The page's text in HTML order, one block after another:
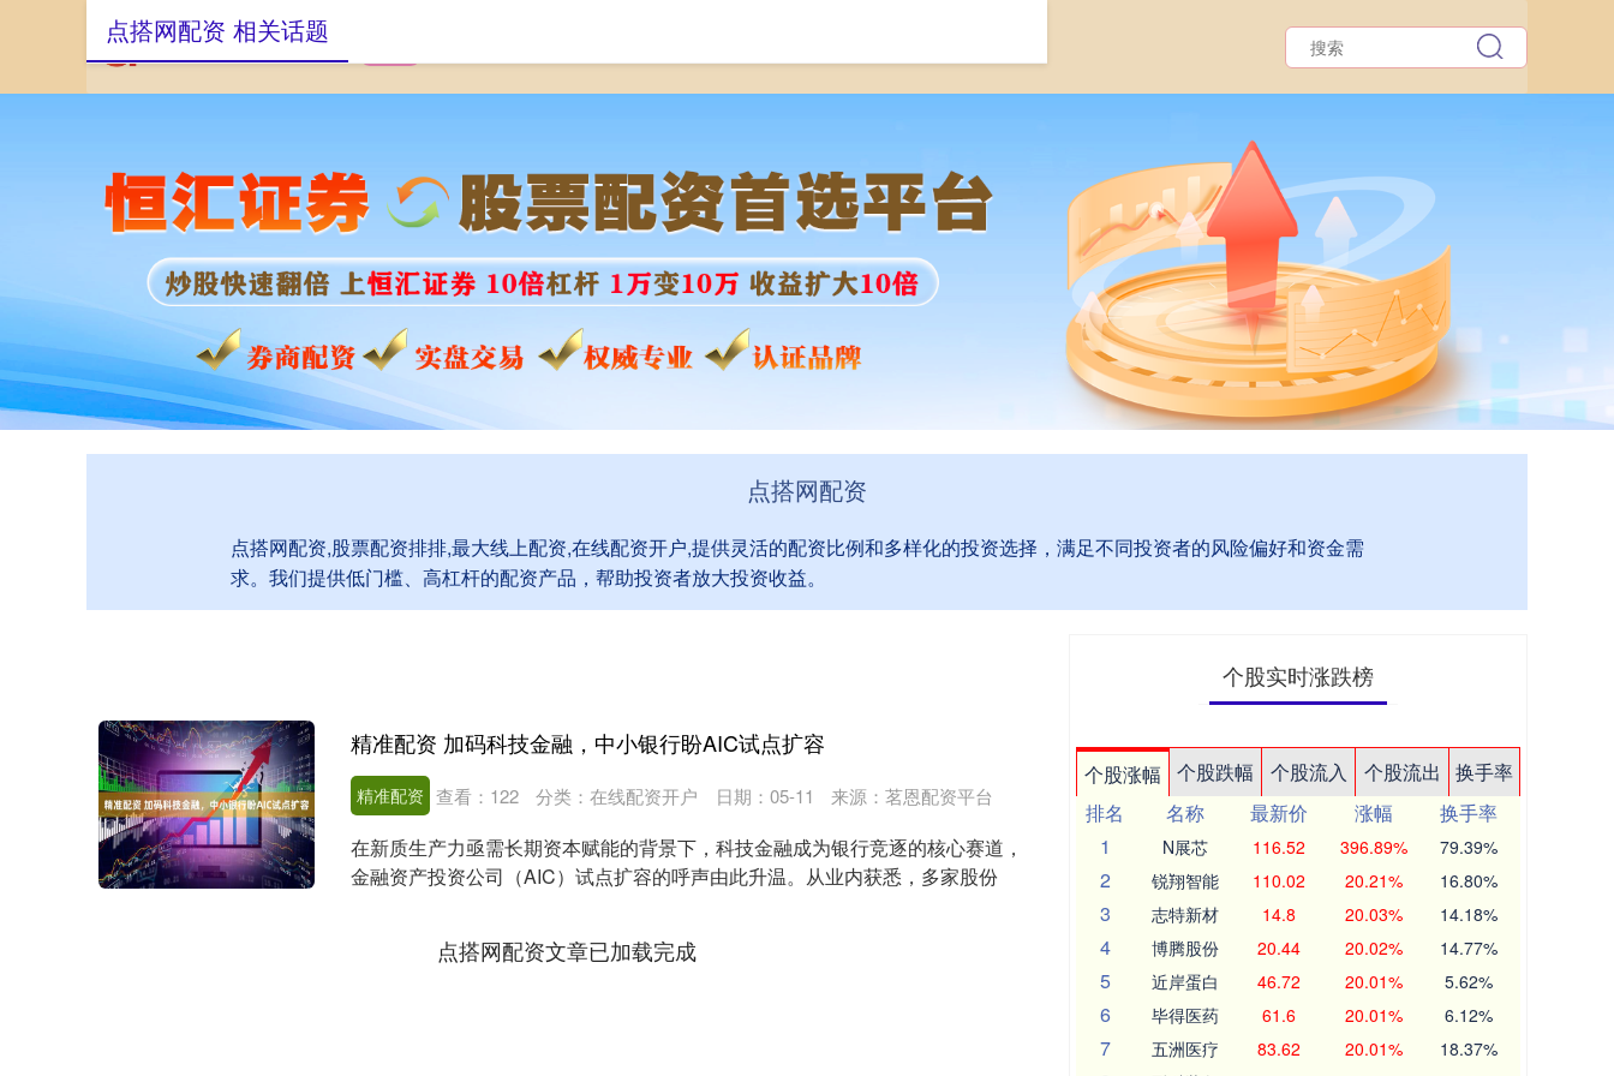
点搭网配资
点搭网配资,股票配资排排,最大线上配资,在线配资开户,提供灵活的配资比例和多样化的投资选择，满足不同投资者的风险偏好和资金需
求。我们提供低门槛、高杠杆的配资产品，帮助投资者放大投资收益。
点搭网配资 相关话题
精准配资 加码科技金融，中小银行盼AIC试点扩容
精准配资 日期：05-11 来源：茗恩配资平台
查看： 122 分类： 在线配资开户
在新质生产力亟需长期资本赋能的背景下，科技金融成为银行竞逐的核心赛道，
金融资产投资公司（AIC）试点扩容的呼声由此升温。从业内获悉，多家股份
点搭网配资文章已加载完成
个股实时涨跌榜
个股涨幅 个股跌幅 个股流入 个股流出
换手率
排名
名称 最新价 涨幅
换手率
1
N展芯 116.52 396.89% 79.39%
2 锐翔智能 110.02 20.21% 16.80%
3 志特新材 14.8 20.03% 14.18%
4 博腾股份 20.44 20.02% 14.77%
5 近岸蛋白 46.72 20.01% 5.62%
6 毕得医药 61.6 20.01% 6.12%
7 五洲医疗 83.62 20.01% 18.37%